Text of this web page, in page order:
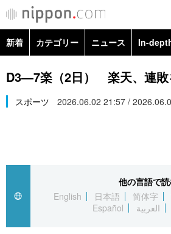
新着 カテゴリー ニュース In-
政治・外交
経済・ビジネス
社会
文化
科学・技術
D3―7楽（2日） 楽天、連敗
スポーツ 2026.06.02 21:57 /
他の言語で
English
日本語 简体字
Español
العربية